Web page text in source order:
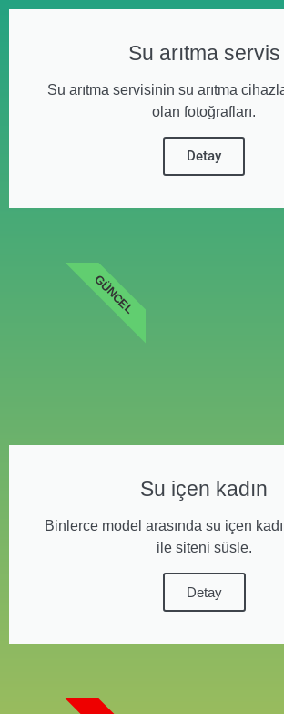
Su arıtma servis
Su arıtma servisinin su arıtma
olan fotoğrafları.
Detay
Su içen kadın
Binlerce model arasında su içen
ile siteni süsle.
Detay
GÜNCEL